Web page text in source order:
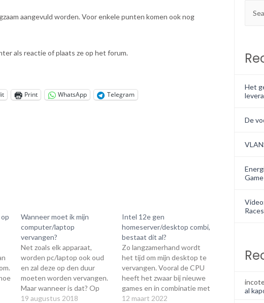
aangevuld worden. Voor enkele punten komen ook nog
als reactie of plaats ze op het forum.
Print WhatsApp Telegram
Wanneer moet ik mijn
computer/laptop
vervangen?
Net zoals elk apparaat,
worden pc/laptop ook oud
en zal deze op den duur
moeten worden vervangen.
Maar wanneer is dat? Op
deze vraag bestaat niet 1
19 augustus 2018
Intel 12e gen
homeserver/desktop combi,
bestaat dit al?
Zo langzamerhand wordt
het tijd om mijn desktop te
vervangen. Vooral de CPU
heeft het zwaar bij nieuwe
games en in combinatie met
streamen is het al helemaal
12 maart 2022
Het
De
Races
al